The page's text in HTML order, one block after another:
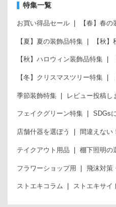
特集一覧
お買い得品セール 【春】春
【夏】夏の装飾品特集 【秋
【秋】ハロウィン装飾品特集
【冬】クリスマスツリー特集
季節装飾特集 レビュー投稿し
フェイクグリーン特集 SDGs
店舗什器を選ぼう 間違えない
テイクアウト用品 棚下照明の
フラワーショップ用 飛沫対策
ストエキコラム ストエキサイ